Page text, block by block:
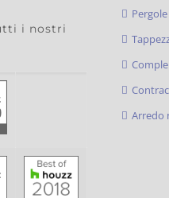
i nostri
Arredo